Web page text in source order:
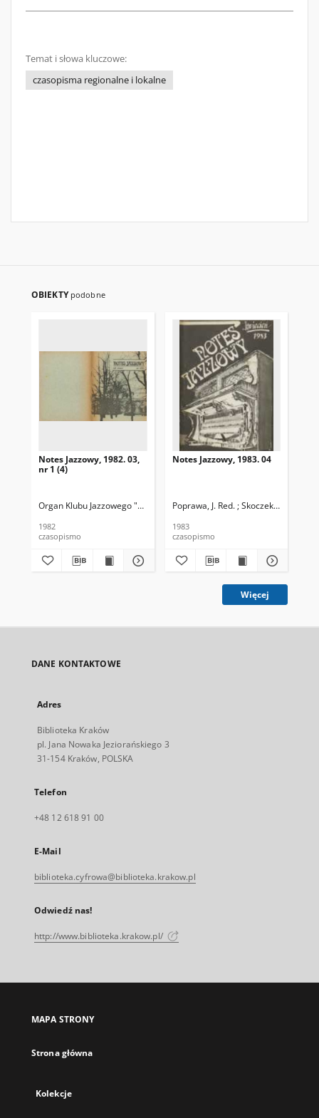
Temat i słowa kluczowe:
czasopisma regionalne i lokalne
OBIEKTY podobne
Notes Jazzowy, 1982. 03,
nr 1 (4)
Organ Klubu Jazzowego "Rotunda" Skoczek, T. Red.
1982
czasopismo
Notes Jazzowy, 1983. 04
Poprawa, J. Red. ; Skoczek T. Red.
1983
czasopismo
Więcej
DANE KONTAKTOWE
Adres
Biblioteka Kraków
pl. Jana Nowaka Jeziorańskiego 3
31-154 Kraków, POLSKA
Telefon
+48 12 618 91 00
E-Mail
biblioteka.cyfrowa@biblioteka.krakow.pl
Odwiedź nas!
http://www.biblioteka.krakow.pl/
MAPA STRONY
Strona główna
Kolekcje